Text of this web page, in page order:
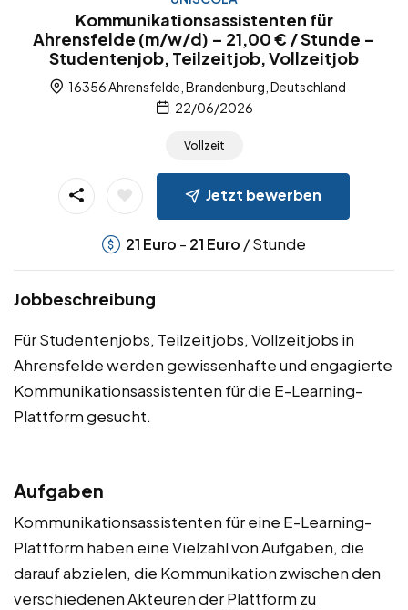
Kommunikationsassistenten für
Ahrensfelde (m/w/d) – 21,00 € / Stunde –
Studentenjob, Teilzeitjob, Vollzeitjob
16356 Ahrensfelde, Brandenburg, Deutschland
22/06/2026
Vollzeit
Jetzt bewerben
21 Euro - 21 Euro / Stunde
Jobbeschreibung
Für Studentenjobs, Teilzeitjobs, Vollzeitjobs in
Ahrensfelde werden gewissenhafte und engagierte
Kommunikationsassistenten für die E-Learning-
Plattform gesucht.
Aufgaben
Kommunikationsassistenten für eine E-Learning-
Plattform haben eine Vielzahl von Aufgaben, die
darauf abzielen, die Kommunikation zwischen den
verschiedenen Akteuren der Plattform zu